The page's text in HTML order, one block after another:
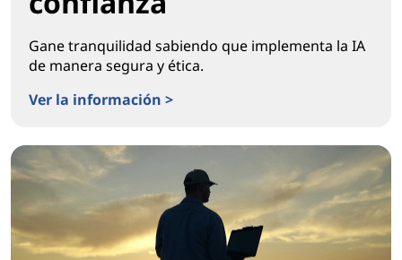
Gane tranquilidad sabiendo que implementa la IA
de manera segura y ética.
Ver la información >